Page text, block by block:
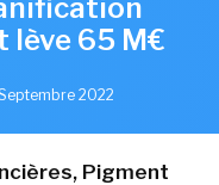
lève 65 M€
2022
Pigment